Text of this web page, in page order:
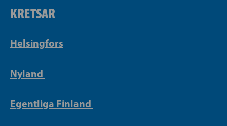
KRETSAR
Helsingfors
Nyland
Egentliga Finland